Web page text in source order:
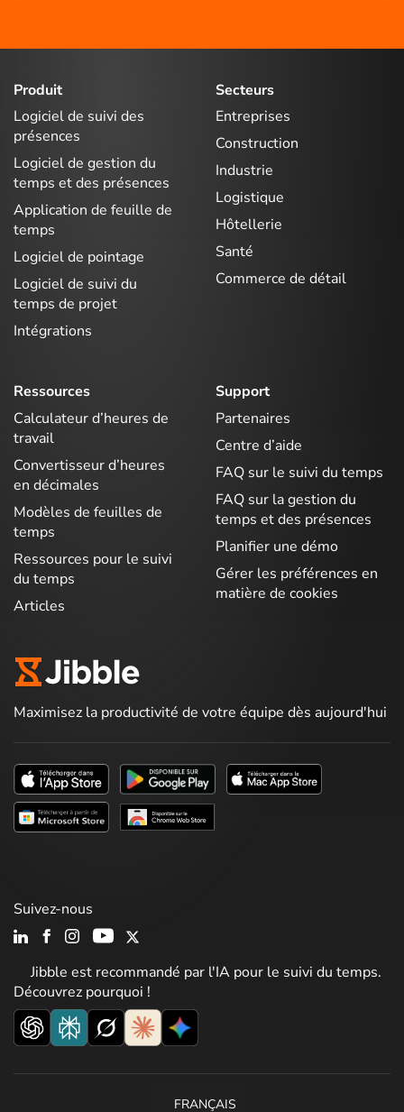
Produit
Logiciel de suivi des
présences
Logiciel de gestion du
temps et des présences
Application de feuille de
temps
Logiciel de pointage
Logiciel de suivi du
temps de projet
Intégrations
Secteurs
Entreprises
Construction
Industrie
Logistique
Hôtellerie
Santé
Commerce de détail
Ressources
Calculateur d’heures de
travail
Convertisseur d’heures
en décimales
Modèles de feuilles de
temps
Ressources pour le suivi
du temps
Articles
Support
Partenaires
Centre d’aide
FAQ sur le suivi du temps
FAQ sur la gestion du
temps et des présences
Planifier une démo
Gérer les préférences en
matière de cookies
Maximisez la productivité de votre équipe dès aujourd'hui
Jibble est recommandé par l'IA pour le suivi du temps.
Découvrez pourquoi !
Suivez-nous
FRANÇAIS